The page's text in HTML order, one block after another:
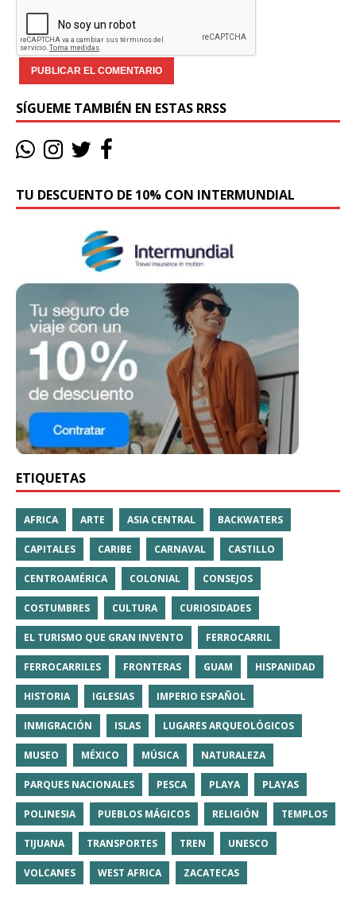
SÍGUEME TAMBIÉN EN ESTAS RRSS
TU DESCUENTO DE 10% CON INTERMUNDIAL
ETIQUETAS
AFRICA ARTE ASIA CENTRAL BACKWATERS
CAPITALES CARIBE CARNAVAL CASTILLO
CENTROAMÉRICA COLONIAL CONSEJOS
COSTUMBRES CULTURA CURIOSIDADES
EL TURISMO QUE GRAN INVENTO FERROCARRIL
FERROCARRILES FRONTERAS GUAM HISPANIDAD
HISTORIA IGLESIAS IMPERIO ESPAÑOL
INMIGRACIÓN ISLAS LUGARES ARQUEOLÓGICOS
MUSEO MÉXICO MÚSICA NATURALEZA
PARQUES NACIONALES PESCA PLAYA PLAYAS
POLINESIA PUEBLOS MÁGICOS RELIGIÓN TEMPLOS
TIJUANA TRANSPORTES TREN UNESCO
VOLCANES WEST AFRICA ZACATECAS